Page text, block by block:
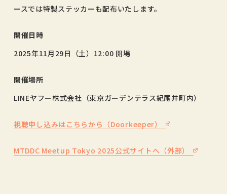
ースでは特製ステッカーも配布いたします。
開催日時
2025年11月29日（土）12:00 開場
開催場所
LINEヤフー株式会社（東京ガーデンテラス紀尾井町内）
視聴申し込みはこちらから（Doorkeeper）
MTDDC Meetup Tokyo 2025公式サイトへ（外部）